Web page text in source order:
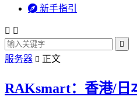
 新手指引
 

服务器  正文
RAKsmart：香港/日